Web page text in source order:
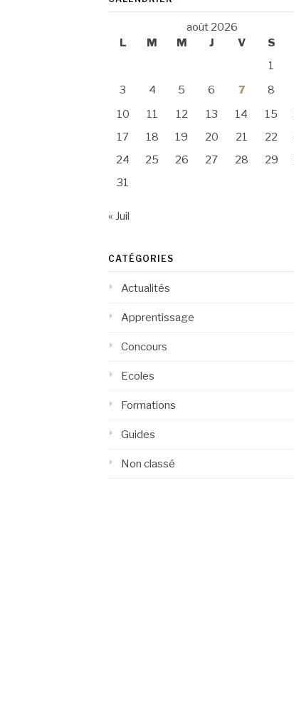
août 2026
L
M M J V S
1
3
4 5 6 7 8
10
11 12 13 14 15
17
18 19 20 21 22
24
25 26 27 28 29
31
« Juil
CATÉGORIES
Actualités
Apprentissage
Concours
Ecoles
Formations
Guides
Non classé